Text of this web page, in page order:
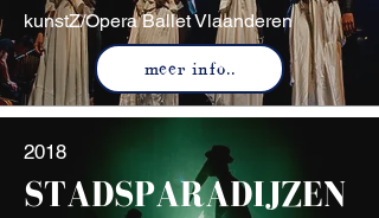
kunstZ/Opera Ballet Vlaanderen
meer info..
2018
STADSPARADIJZEN